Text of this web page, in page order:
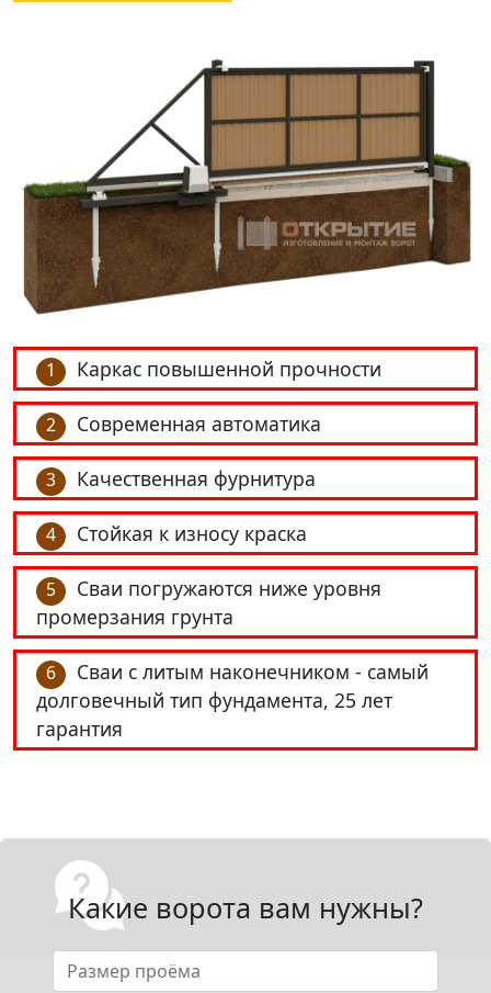
1 Каркас повышенной прочности
2 Современная автоматика
3 Качественная фурнитура
4 Стойкая к износу краска
5
Сваи погружаются ниже уровня
промерзания грунта
6
Сваи с литым наконечником - самый
долговечный тип фундамента, 25 лет
гарантия
Какие ворота вам нужны?